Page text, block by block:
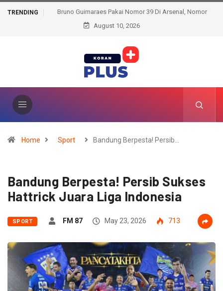
TRENDING
Bruno Guimaraes Pakai Nomor 39 Di Arsenal, Nomor
Keramat Dipertahankan!
August 10, 2026
Home Sport Bandung Berpesta! Persib…
Bandung Berpesta! Persib Sukses
Hattrick Juara Liga Indonesia
SPORT FM 87 May 23, 2026 713